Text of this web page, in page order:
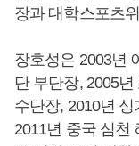
장과 대학스포츠
장호성은 2003년
단 부단장, 2005
수단장, 2010년
2011년 중국 심천